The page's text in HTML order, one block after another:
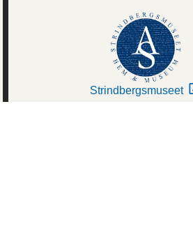
Strindbergsmuseet